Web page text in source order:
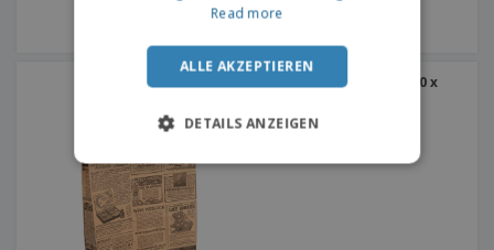
Kraftlose Säcke | 140 x 80 x
Read more
ALLE AKZEPTIEREN
DETAILS ANZEIGEN